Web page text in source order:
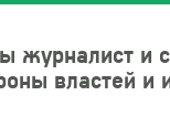
журналист и
властей